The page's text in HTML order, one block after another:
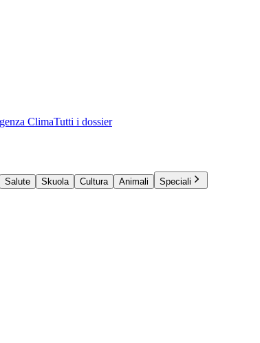
ClimaTutti i dossier
Salute Skuola Cultura Animali
Speciali